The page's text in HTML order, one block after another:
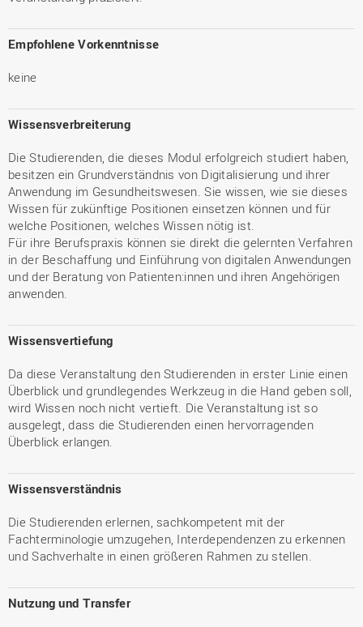
Empfohlene Vorkenntnisse
keine
Wissensverbreiterung
Die Studierenden, die dieses Modul erfolgreich studiert haben,
besitzen ein Grundverständnis von Digitalisierung und ihrer
Anwendung im Gesundheitswesen. Sie wissen, wie sie dieses
Wissen für zukünftige Positionen einsetzen können und für
welche Positionen, welches Wissen nötig ist.
Für ihre Berufspraxis können sie direkt die gelernten Verfahren
in der Beschaffung und Einführung von digitalen Anwendungen
und der Beratung von Patienten:innen und ihren Angehörigen
anwenden.
Wissensvertiefung
Da diese Veranstaltung den Studierenden in erster Linie einen
Überblick und grundlegendes Werkzeug in die Hand geben soll,
wird Wissen noch nicht vertieft. Die Veranstaltung ist so
ausgelegt, dass die Studierenden einen hervorragenden
Überblick erlangen.
Wissensverständnis
Die Studierenden erlernen, sachkompetent mit der
Fachterminologie umzugehen, Interdependenzen zu erkennen
und Sachverhalte in einen größeren Rahmen zu stellen.
Nutzung und Transfer